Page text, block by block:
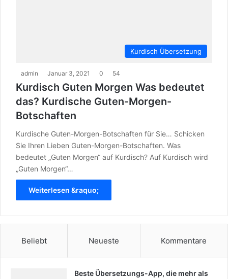
Kurdisch Übersetzung
admin Januar 3, 2021 0 54
Kurdisch Guten Morgen Was bedeutet
das? Kurdische Guten-Morgen-
Botschaften
Kurdische Guten-Morgen-Botschaften für Sie… Schicken
Sie Ihren Lieben Guten-Morgen-Botschaften. Was
bedeutet „Guten Morgen“ auf Kurdisch? Auf Kurdisch wird
„Guten Morgen“…
Weiterlesen &raquo;
Beliebt Neueste Kommentare
Beste Übersetzungs-App, die mehr als